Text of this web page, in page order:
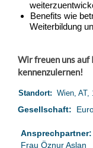
Benefits wie
Weiterbildung
Wir freuen uns auf
kennenzulernen!
Standort: Wien, AT,
Gesellschaft:
Ansprechpartner:
Frau Öznur Aslan